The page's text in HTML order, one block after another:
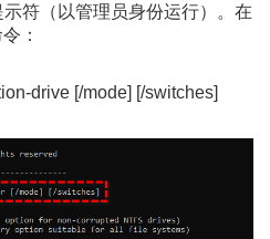
符（以管理员身份运行）。在
：
drive [/mode] [/switches]